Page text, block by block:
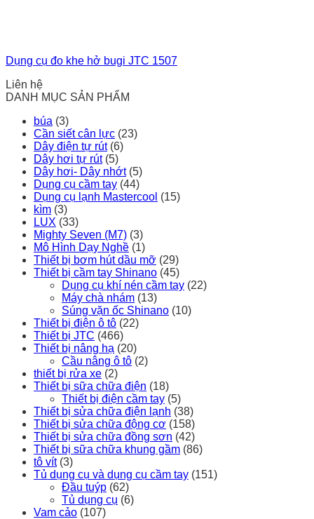
Dụng cụ đo khe hở bugi JTC 1507
Liên hệ
DANH MỤC SẢN PHẨM
búa (3)
Cần siết cân lực (23)
Dây điện tự rút (6)
Dây hơi tự rút (5)
Dây hơi- Dây nhớt (5)
Dụng cụ cầm tay (44)
Dụng cụ lạnh Mastercool (15)
kìm (3)
LUX (33)
Mighty Seven (M7) (3)
Mô Hình Dạy Nghề (1)
Thiết bị bơm hút dầu mỡ (29)
Thiết bị cầm tay Shinano (45)
Dụng cụ khí nén cầm tay (22)
Máy chà nhám (13)
Súng vặn ốc Shinano (10)
Thiết bị điện ô tô (22)
Thiết bị JTC (466)
Thiết bị nâng hạ (20)
Cầu nâng ô tô (2)
thiết bị rửa xe (2)
Thiết bị sữa chữa điện (18)
Thiết bị điện cầm tay (5)
Thiết bị sửa chữa điện lạnh (38)
Thiết bị sửa chữa động cơ (158)
Thiết bị sửa chữa đồng sơn (42)
Thiết bị sữa chữa khung gầm (86)
tô vít (3)
Tủ dụng cụ và dụng cụ cầm tay (151)
Đầu tuýp (62)
Tủ dụng cụ (6)
Vam cảo (107)